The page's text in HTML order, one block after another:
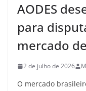
AODES
para
mercado
2 de julho de 2026
O mercado